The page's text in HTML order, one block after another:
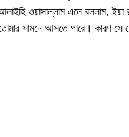
ওয়াসাল্লাম এলে বললাম,
সামনে আসতে পারে। কারণ সে